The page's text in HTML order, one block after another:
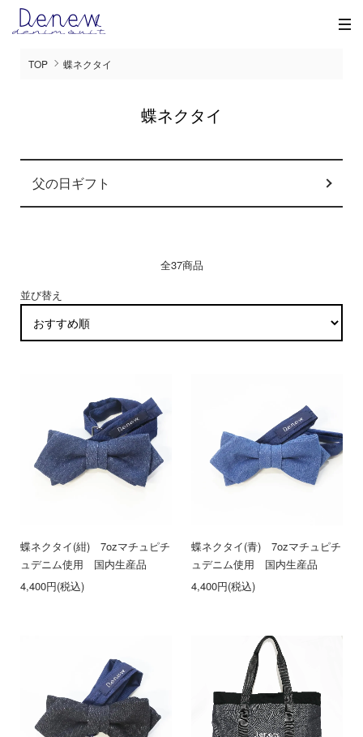
TOP 蝶ネクタイ
蝶ネクタイ
グループ一覧
父の日ギフト
全37商品
並び替え
蝶ネクタイ(紺) 7ozマチュピチ
ュデニム使用 国内生産品
4,400円(税込)
蝶ネクタイ(青) 7ozマチュピチ
ュデニム使用 国内生産品
4,400円(税込)